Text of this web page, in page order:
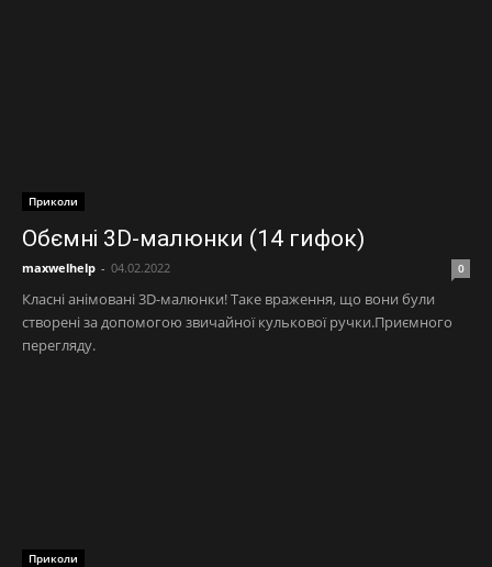
Приколи
Обємні 3D-малюнки (14 гифок)
maxwelhelp - 04.02.2022 0
Класні анімовані 3D-малюнки! Таке враження, що вони були
створені за допомогою звичайної кулькової ручки.Приємного
перегляду.
Приколи